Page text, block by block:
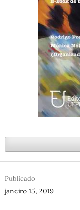
Publicado
janeiro 15, 2019